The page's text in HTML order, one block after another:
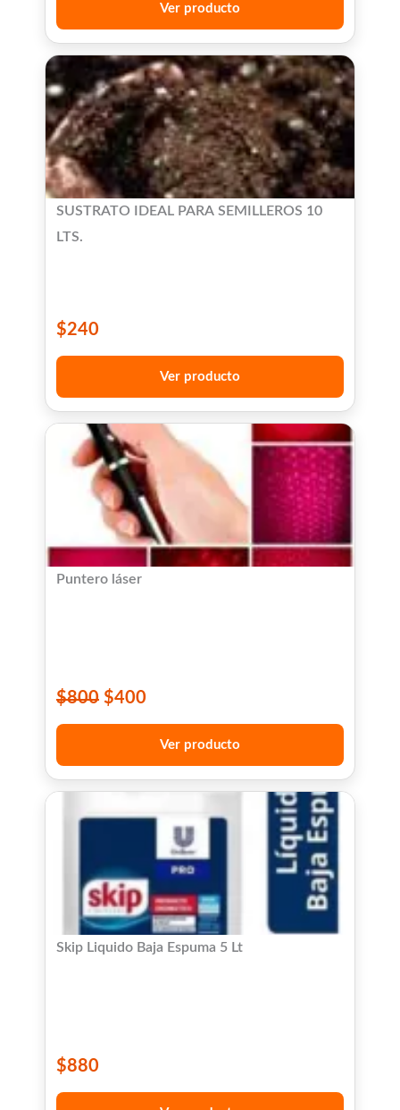
Ver producto
SUSTRATO IDEAL PARA SEMILLEROS 10
LTS.
$240
Ver producto
Puntero láser
$800 $400
Ver producto
Skip Liquido Baja Espuma 5 Lt
$880